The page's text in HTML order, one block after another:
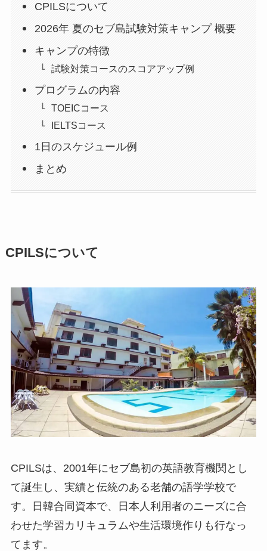
CPILSについて
2026年 夏のセブ島試験対策キャンプ 概要
キャンプの特徴
試験対策コースのスコアアップ例
プログラムの内容
TOEICコース
IELTSコース
1日のスケジュール例
まとめ
CPILSについて
CPILSは、2001年にセブ島初の英語教育機関とし
て誕生し、実績と伝統のある老舗の語学学校で
す。日韓合同資本で、日本人利用者のニーズに合
わせた学習カリキュラムや生活環境作りも行なっ
てます。